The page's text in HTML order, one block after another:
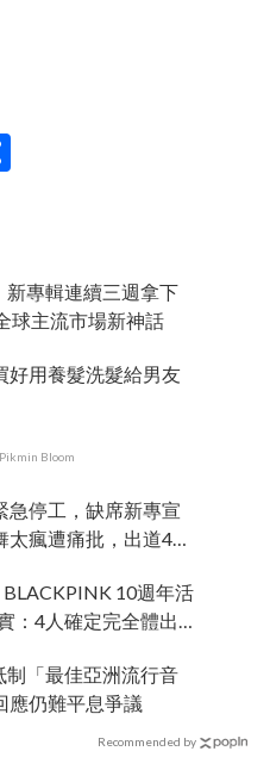
新專輯連續三週拿下
球主流市場新神話
好用養髮洗髮給男友
Bloom
急停工，缺席新專宣
瘋遭痛批，出道4年
10週年活
：4人確定完全體出
制「最佳亞洲流行音
仍難平息爭議
Recommended by